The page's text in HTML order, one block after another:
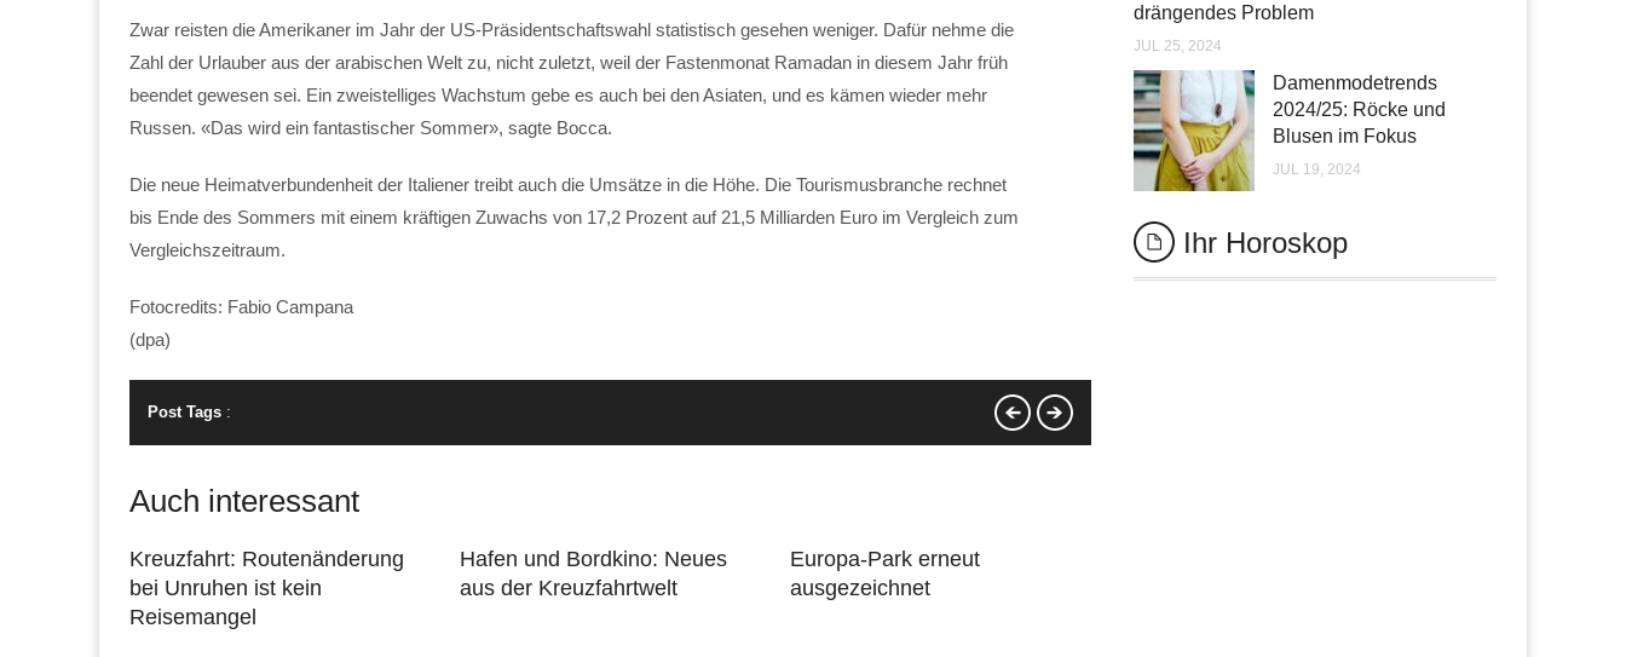
Zwar reisten die Amerikaner im Jahr der US-Präsidentschaftswahl statistisch gesehen weniger. Dafür nehme die
Zahl der Urlauber aus der arabischen Welt zu, nicht zuletzt, weil der Fastenmonat Ramadan in diesem Jahr früh
beendet gewesen sei. Ein zweistelliges Wachstum gebe es auch bei den Asiaten, und es kämen wieder mehr
Russen. «Das wird ein fantastischer Sommer», sagte Bocca.
Die neue Heimatverbundenheit der Italiener treibt auch die Umsätze in die Höhe. Die Tourismusbranche rechnet
bis Ende des Sommers mit einem kräftigen Zuwachs von 17,2 Prozent auf 21,5 Milliarden Euro im Vergleich zum
Vergleichszeitraum.
Fotocredits: Fabio Campana
(dpa)
Post Tags :
Auch interessant
Kreuzfahrt: Routenänderung
bei Unruhen ist kein
Reisemangel
Hafen und Bordkino: Neues
aus der Kreuzfahrtwelt
Europa-Park erneut
ausgezeichnet
drängendes Problem
JUL 25, 2024
Damenmodetrends
2024/25: Röcke und
Blusen im Fokus
JUL 19, 2024
Ihr Horoskop